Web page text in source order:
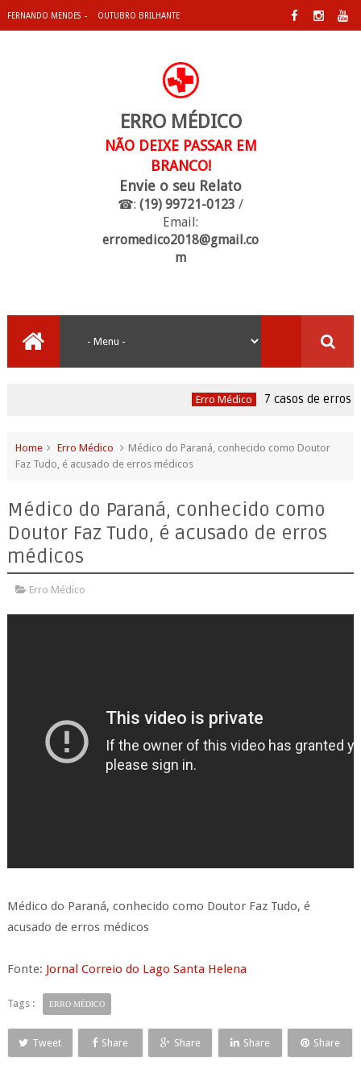
FERNANDO MENDES OUTUBRO BRILHANTE
ERRO MÉDICO
NÃO DEIXE PASSAR EM
BRANCO!
Envie o seu Relato
☎: (19) 99721-0123 /
Email:
erromedico2018@gmail.co
m
Erro Médico 7 casos de erros
Home Erro Médico
Médico do Paraná, conhecido como Doutor
Faz Tudo, é acusado de erros médicos
Médico do Paraná, conhecido como
Doutor Faz Tudo, é acusado de erros
médicos
Erro Médico
Médico do Paraná, conhecido como Doutor Faz Tudo, é
acusado de erros médicos
Fonte: Jornal Correio do Lago Santa Helena
Tags : ERRO MÉDICO
Tweet Share Share Share Share